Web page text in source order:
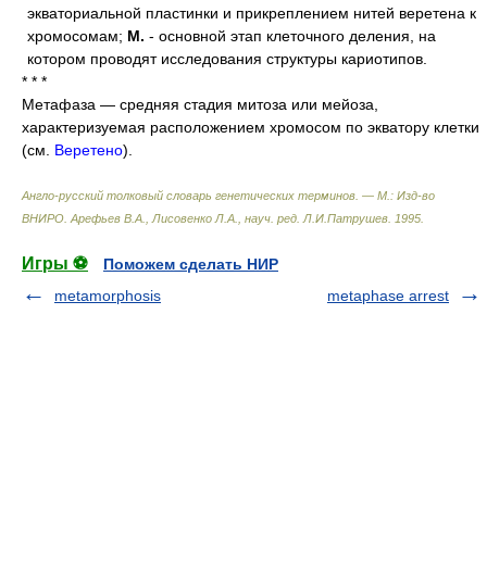
экваториальной пластинки и прикреплением нитей веретена к
хромосомам; М. - основной этап клеточного деления, на
котором проводят исследования структуры кариотипов.
* * *
Метафаза — средняя стадия митоза или мейоза,
характеризуемая расположением хромосом по экватору клетки
(см. Веретено).
Англо-русский толковый словарь генетических терминов. — М.: Изд-во
ВНИРО Арефьев В.А., Лисовенко Л.А., науч. ред. Л.И.Патрушев 1995
Игры ⚽
Поможем сделать НИР
metamorphosis
metaphase arrest